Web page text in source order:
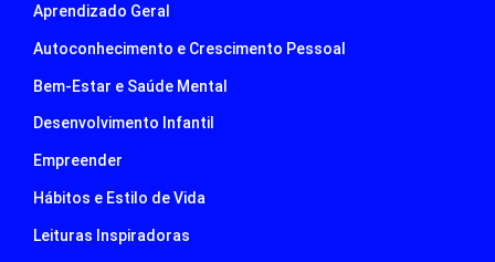
Aprendizado Geral
Autoconhecimento e Crescimento Pessoal
Bem-Estar e Saúde Mental
Desenvolvimento Infantil
Empreender
Hábitos e Estilo de Vida
Leituras Inspiradoras